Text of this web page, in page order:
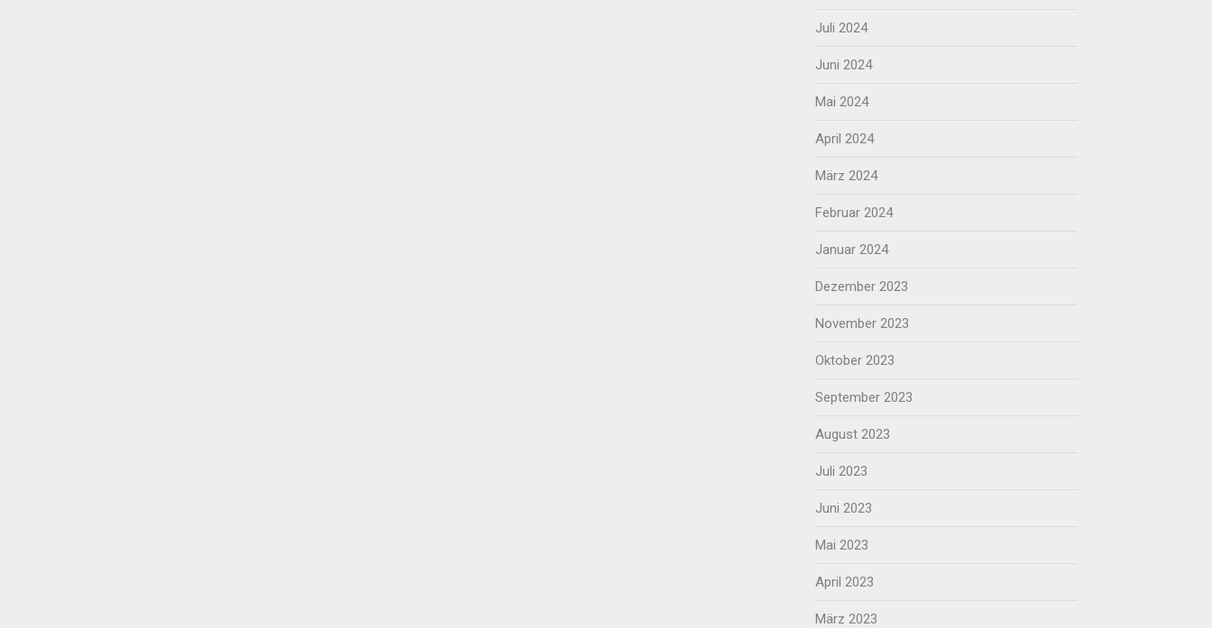
Juli 2024
Juni 2024
Mai 2024
April 2024
März 2024
Februar 2024
Januar 2024
Dezember 2023
November 2023
Oktober 2023
September 2023
August 2023
Juli 2023
Juni 2023
Mai 2023
April 2023
März 2023